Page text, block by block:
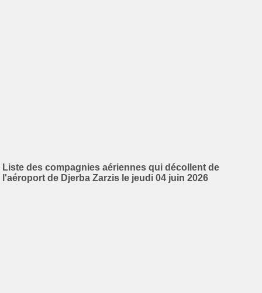
Liste des compagnies aériennes qui décollent de
l'aéroport de Djerba Zarzis le jeudi 04 juin 2026